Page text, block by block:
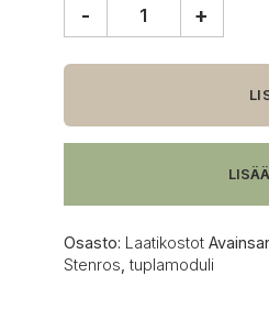
laatikosto
määrä
- +
Osasto: Laatikostot
Stenros ,tuplamoduli